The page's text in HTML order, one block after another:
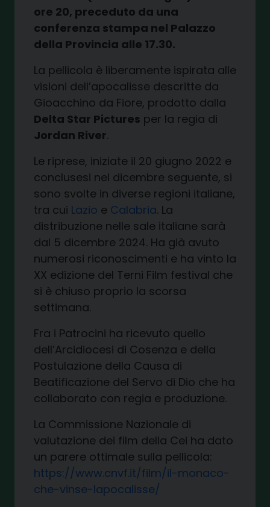
ore 20, preceduto da una
conferenza stampa nel Palazzo
della Provincia alle 17.30.
La pellicola è liberamente ispirata alle
visioni dell’apocalisse descritte da
Gioacchino da Fiore, prodotto dalla
Delta Star Pictures per la regia di
Jordan River.
Le riprese, iniziate il 20 giugno 2022 e
conclusesi nel dicembre seguente, si
sono svolte in diverse regioni italiane,
tra cui Lazio e Calabria. La
distribuzione nelle sale italiane sarà
dal 5 dicembre 2024. Ha già avuto
numerosi riconoscimenti e ha vinto la
XX edizione del Terni Film festival che
si è chiuso proprio la scorsa
settimana.
Fra i Patrocini ha ricevuto quello
dell’Arcidiocesi di Cosenza e della
Postulazione della Causa di
Beatificazione del Servo di Dio che ha
collaborato con regia e produzione.
La Commissione Nazionale di
valutazione dei film della Cei ha dato
un parere ottimale sulla pellicola:
https://www.cnvf.it/film/il-monaco-
che-vinse-lapocalisse/